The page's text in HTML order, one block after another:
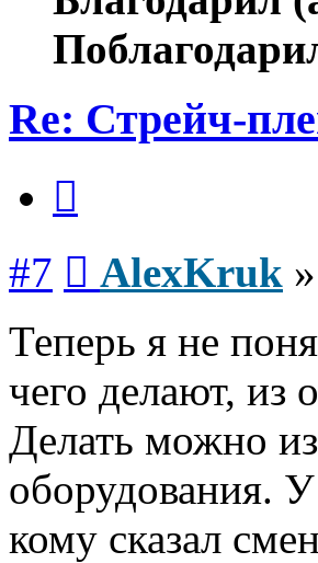
Re: Стрейч-
#7 AlexKruk »
Теперь я не
чего делают, из
Делать можно
оборудования.
кому сказал